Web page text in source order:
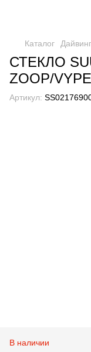
Каталог Дайвинг
СТЕКЛО
ZOOP/
Артикул:
В наличии